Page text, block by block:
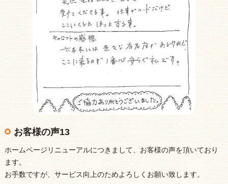
お客様の声13
ホームページリニューアルにつきまして、お客様の声を頂いており
ます。
お手数ですが、サービス向上のためよろしくお願い致します。